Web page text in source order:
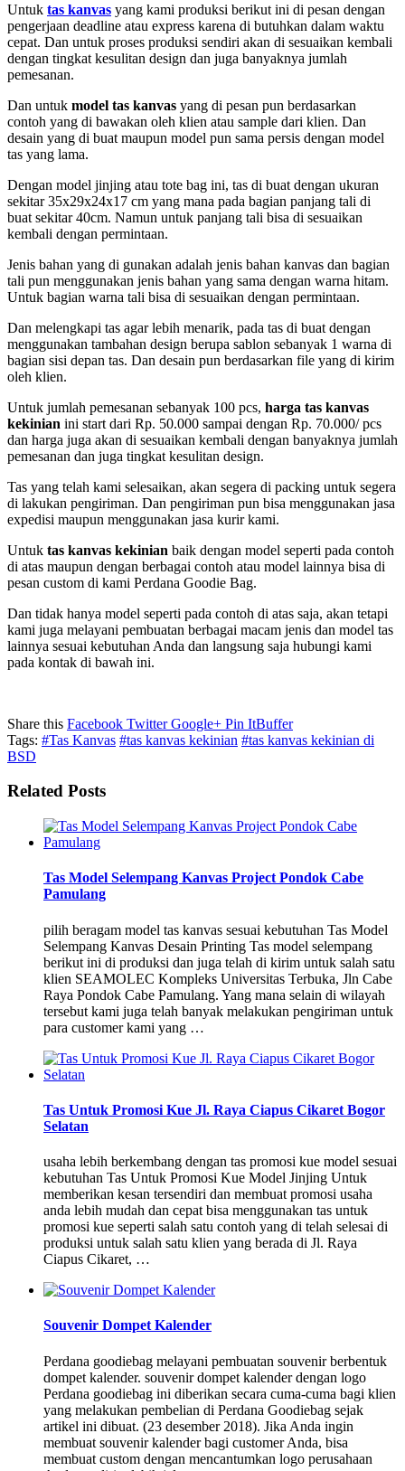
Untuk tas kanvas yang kami produksi berikut ini di pesan dengan
pengerjaan deadline atau express karena di butuhkan dalam waktu
cepat. Dan untuk proses produksi sendiri akan di sesuaikan kembali
dengan tingkat kesulitan design dan juga banyaknya jumlah
pemesanan.
Dan untuk model tas kanvas yang di pesan pun berdasarkan
contoh yang di bawakan oleh klien atau sample dari klien. Dan
desain yang di buat maupun model pun sama persis dengan model
tas yang lama.
Dengan model jinjing atau tote bag ini, tas di buat dengan ukuran
sekitar 35x29x24x17 cm yang mana pada bagian panjang tali di
buat sekitar 40cm. Namun untuk panjang tali bisa di sesuaikan
kembali dengan permintaan.
Jenis bahan yang di gunakan adalah jenis bahan kanvas dan bagian
tali pun menggunakan jenis bahan yang sama dengan warna hitam.
Untuk bagian warna tali bisa di sesuaikan dengan permintaan.
Dan melengkapi tas agar lebih menarik, pada tas di buat dengan
menggunakan tambahan design berupa sablon sebanyak 1 warna di
bagian sisi depan tas. Dan desain pun berdasarkan file yang di kirim
oleh klien.
Untuk jumlah pemesanan sebanyak 100 pcs, harga tas kanvas
kekinian ini start dari Rp. 50.000 sampai dengan Rp. 70.000/ pcs
dan harga juga akan di sesuaikan kembali dengan banyaknya jumlah
pemesanan dan juga tingkat kesulitan design.
Tas yang telah kami selesaikan, akan segera di packing untuk segera
di lakukan pengiriman. Dan pengiriman pun bisa menggunakan jasa
expedisi maupun menggunakan jasa kurir kami.
Untuk tas kanvas kekinian baik dengan model seperti pada contoh
di atas maupun dengan berbagai contoh atau model lainnya bisa di
pesan custom di kami Perdana Goodie Bag.
Dan tidak hanya model seperti pada contoh di atas saja, akan tetapi
kami juga melayani pembuatan berbagai macam jenis dan model tas
lainnya sesuai kebutuhan Anda dan langsung saja hubungi kami
pada kontak di bawah ini.
Share this Facebook TwitterGoogle+ Pin ItBuffer
Tags: #Tas Kanvas #tas kanvas kekinian #tas kanvas kekinian di
BSD
Related Posts
Tas Model Selempang Kanvas Project Pondok Cabe
Pamulang
pilih beragam model tas kanvas sesuai kebutuhan Tas Model
Selempang Kanvas Desain Printing Tas model selempang
berikut ini di produksi dan juga telah di kirim untuk salah satu
klien SEAMOLEC Kompleks Universitas Terbuka, Jln Cabe
Raya Pondok Cabe Pamulang. Yang mana selain di wilayah
tersebut kami juga telah banyak melakukan pengiriman untuk
para customer kami yang …
Tas Untuk Promosi Kue Jl. Raya Ciapus Cikaret Bogor
Selatan
usaha lebih berkembang dengan tas promosi kue model sesuai
kebutuhan Tas Untuk Promosi Kue Model Jinjing Untuk
memberikan kesan tersendiri dan membuat promosi usaha
anda lebih mudah dan cepat bisa menggunakan tas untuk
promosi kue seperti salah satu contoh yang di telah selesai di
produksi untuk salah satu klien yang berada di Jl. Raya
Ciapus Cikaret, …
Souvenir Dompet Kalender
Perdana goodiebag melayani pembuatan souvenir berbentuk
dompet kalender. souvenir dompet kalender dengan logo
Perdana goodiebag ini diberikan secara cuma-cuma bagi klien
yang melakukan pembelian di Perdana Goodiebag sejak
artikel ini dibuat. (23 desember 2018). Jika Anda ingin
membuat souvenir kalender bagi customer Anda, bisa
membuat custom dengan mencantumkan logo perusahaan